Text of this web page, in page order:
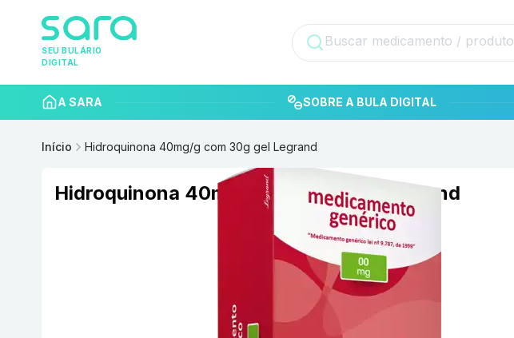
SEU BULÁRIO
DIGITAL
A SARA SOBRE A BULA DIGITAL
Início Hidroquinona 40mg/g com 30g gel Legrand
Hidroquinona 40mg/g com 30g gel Legrand